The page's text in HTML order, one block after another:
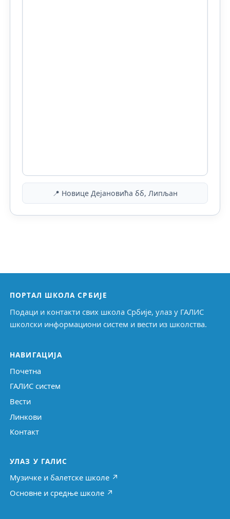
📍 Новице Дејановића бб, Липљан
ПОРТАЛ ШКОЛА СРБИЈЕ
Подаци и контакти свих школа Србије, улаз у ГАЛИС
школски информациони систем и вести из школства.
НАВИГАЦИЈА
Почетна
ГАЛИС систем
Вести
Линкови
Контакт
УЛАЗ У ГАЛИС
Музичке и балетске школе ↗
Основне и средње школе ↗